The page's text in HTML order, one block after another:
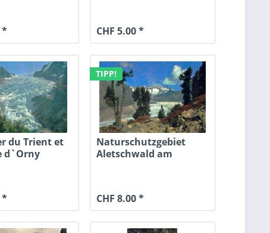
* CHF 5.00 *
du Trient et
d`Orny
*
TIPP!
Naturschutzgebiet
Aletschwald am
CHF 8.00 *